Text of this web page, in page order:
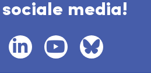
sociale media!